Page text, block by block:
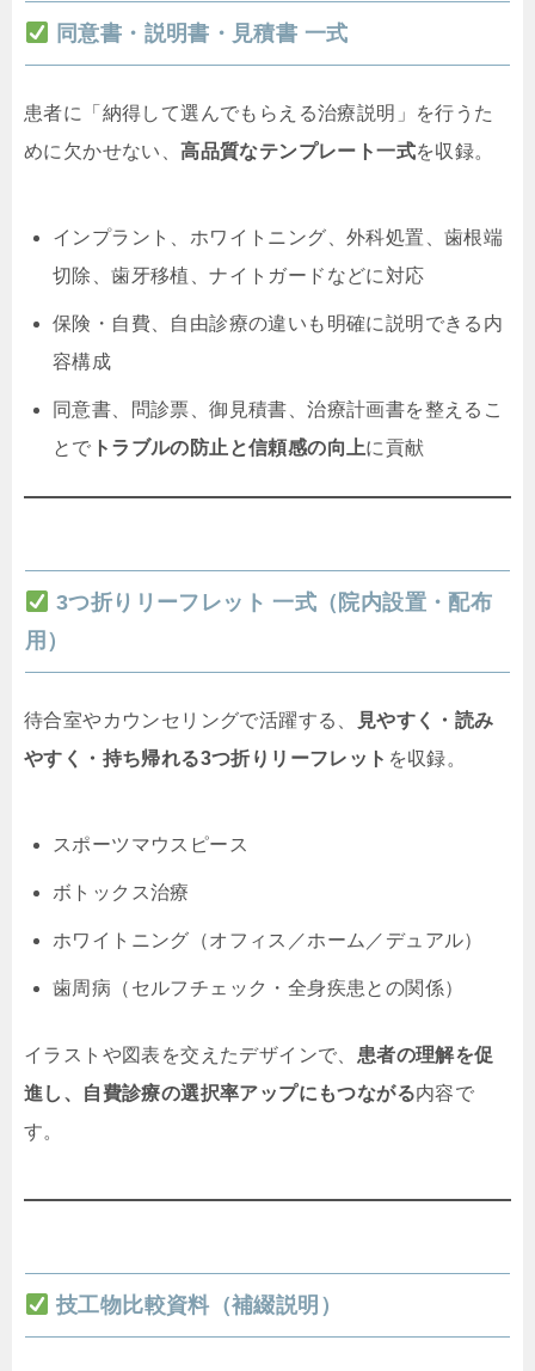
同意書・説明書・見積書 一式
患者に「納得して選んでもらえる治療説明」を行うた
めに欠かせない、高品質なテンプレート一式を収録。
インプラント、ホワイトニング、外科処置、歯根端
切除、歯牙移植、ナイトガードなどに対応
保険・自費、自由診療の違いも明確に説明できる内
容構成
同意書、問診票、御見積書、治療計画書を整えるこ
とで トラブルの防止と信頼感の向上に貢献
3つ折りリーフレット 一式（院内設置・配布
用）
待合室やカウンセリングで活躍する、
見やすく・読み
やすく・持ち帰れる3つ折りリーフレット を収録。
スポーツマウスピース
ボトックス治療
ホワイトニング（オフィス／ホーム／デュアル）
歯周病（セルフチェック・全身疾患との関係）
イラストや図表を交えたデザインで、 患者の理解を促
進し、自費診療の選択率アップにもつながる内容で
す。
技工物比較資料（補綴説明）